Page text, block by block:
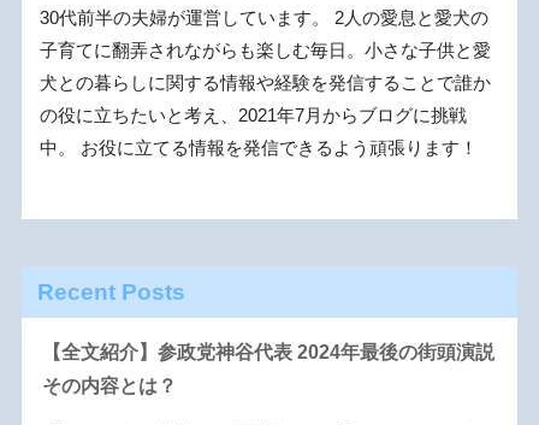
30代前半の夫婦が運営しています。 2人の愛息と愛犬の
子育てに翻弄されながらも楽しむ毎日。小さな子供と愛
犬との暮らしに関する情報や経験を発信することで誰か
の役に立ちたいと考え、2021年7月からブログに挑戦
中。 お役に立てる情報を発信できるよう頑張ります！
Recent Posts
【全文紹介】参政党神谷代表 2024年最後の街頭演説
その内容とは？